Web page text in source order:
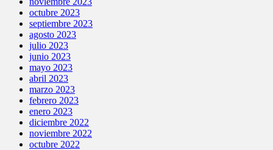
octubre 2023
septiembre 2023
agosto 2023
julio 2023
junio 2023
mayo 2023
abril 2023
marzo 2023
febrero 2023
enero 2023
diciembre 2022
noviembre 2022
octubre 2022